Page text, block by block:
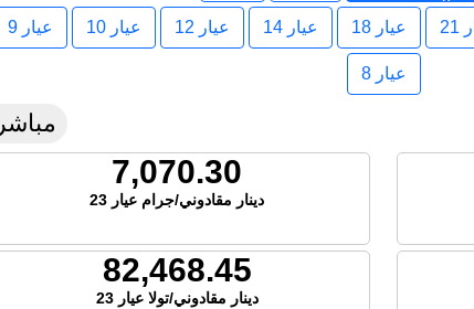
عيار 18 عيار 14 عيار 12 عيار 10 عيار 9
عيار 8
مباشر
7,070.30
دينار مقادوني/جرام عيار 23
82,468.45
دينار مقادوني/تولا عيار 23